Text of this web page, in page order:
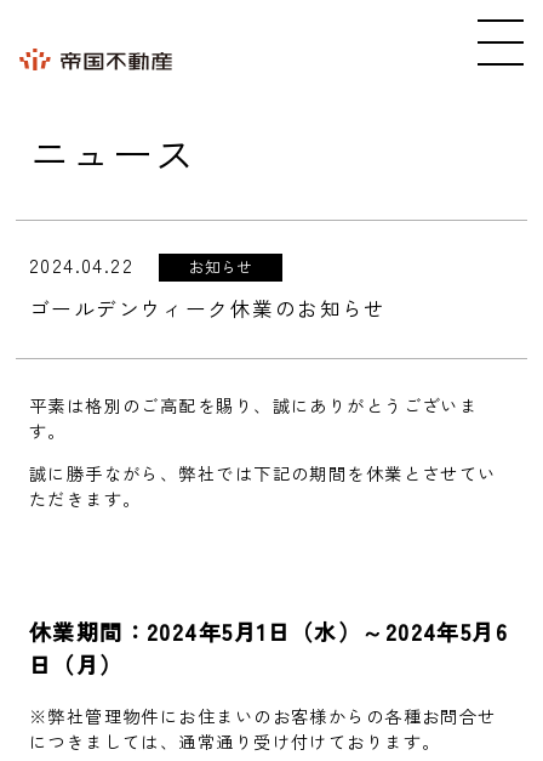
ニュース
2024.04.22 お知らせ
ゴールデンウィーク休業のお知らせ
平素は格別のご高配を賜り、誠にありがとうございま
す。
誠に勝手ながら、弊社では下記の期間を休業とさせてい
ただきます。
休業期間：2024年5月1日（水）～2024年5月6
日（月）
※弊社管理物件にお住まいのお客様からの各種お問合せ
につきましては、通常通り受け付けております。